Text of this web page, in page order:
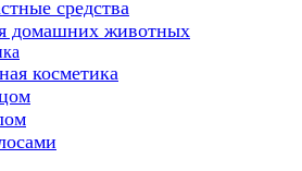
средства
домашних животных
косметика